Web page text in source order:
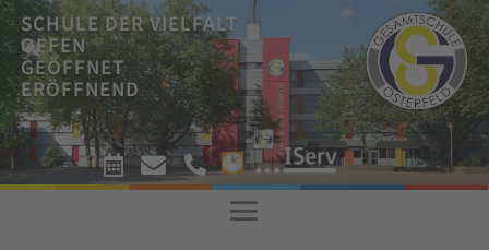
SCHULE DER VIELFALT
OFFEN
GEÖFFNET
ERÖFFNEND
   ! !